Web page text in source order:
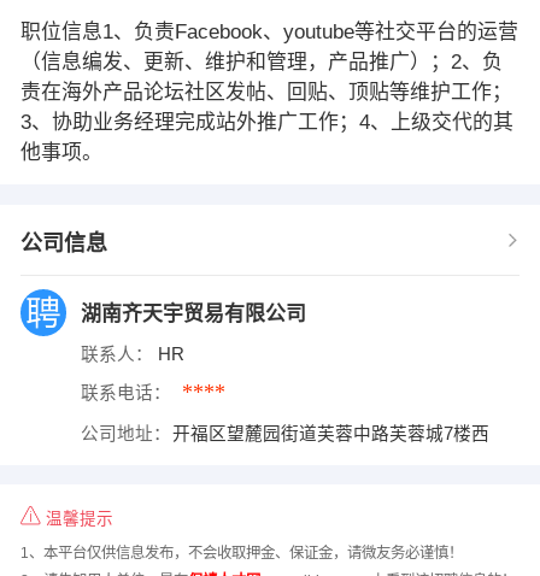
职位信息1、负责Facebook、youtube等社交平台的运营
（信息编发、更新、维护和管理，产品推广）；2、负
责在海外产品论坛社区发帖、回贴、顶贴等维护工作；
3、协助业务经理完成站外推广工作；4、上级交代的其
他事项。
公司信息
湖南齐天宇贸易有限公司
联系人： HR
联系电话： ****
公司地址： 开福区望麓园街道芙蓉中路芙蓉城7楼西
温馨提示
1、本平台仅供信息发布，不会收取押金、保证金，请微友务必谨慎！